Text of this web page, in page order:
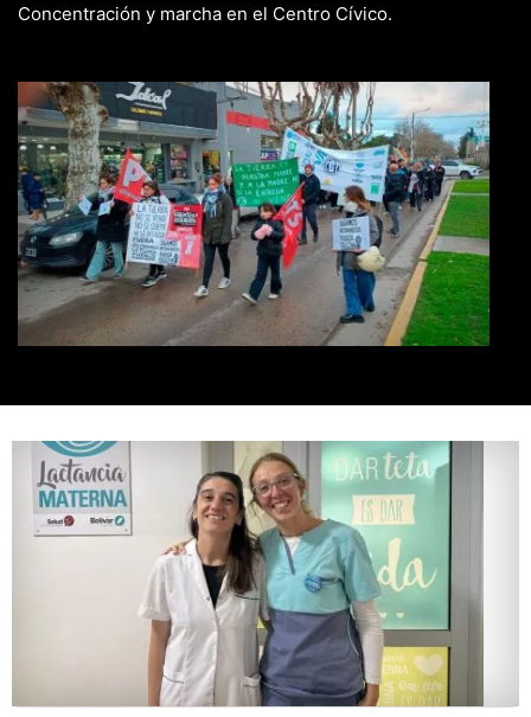
Concentración y marcha en el Centro Cívico.